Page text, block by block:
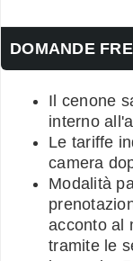
DOMANDE
Il cenone
interno
Le tariffe
camera
Modalità
acconto al
tramite le